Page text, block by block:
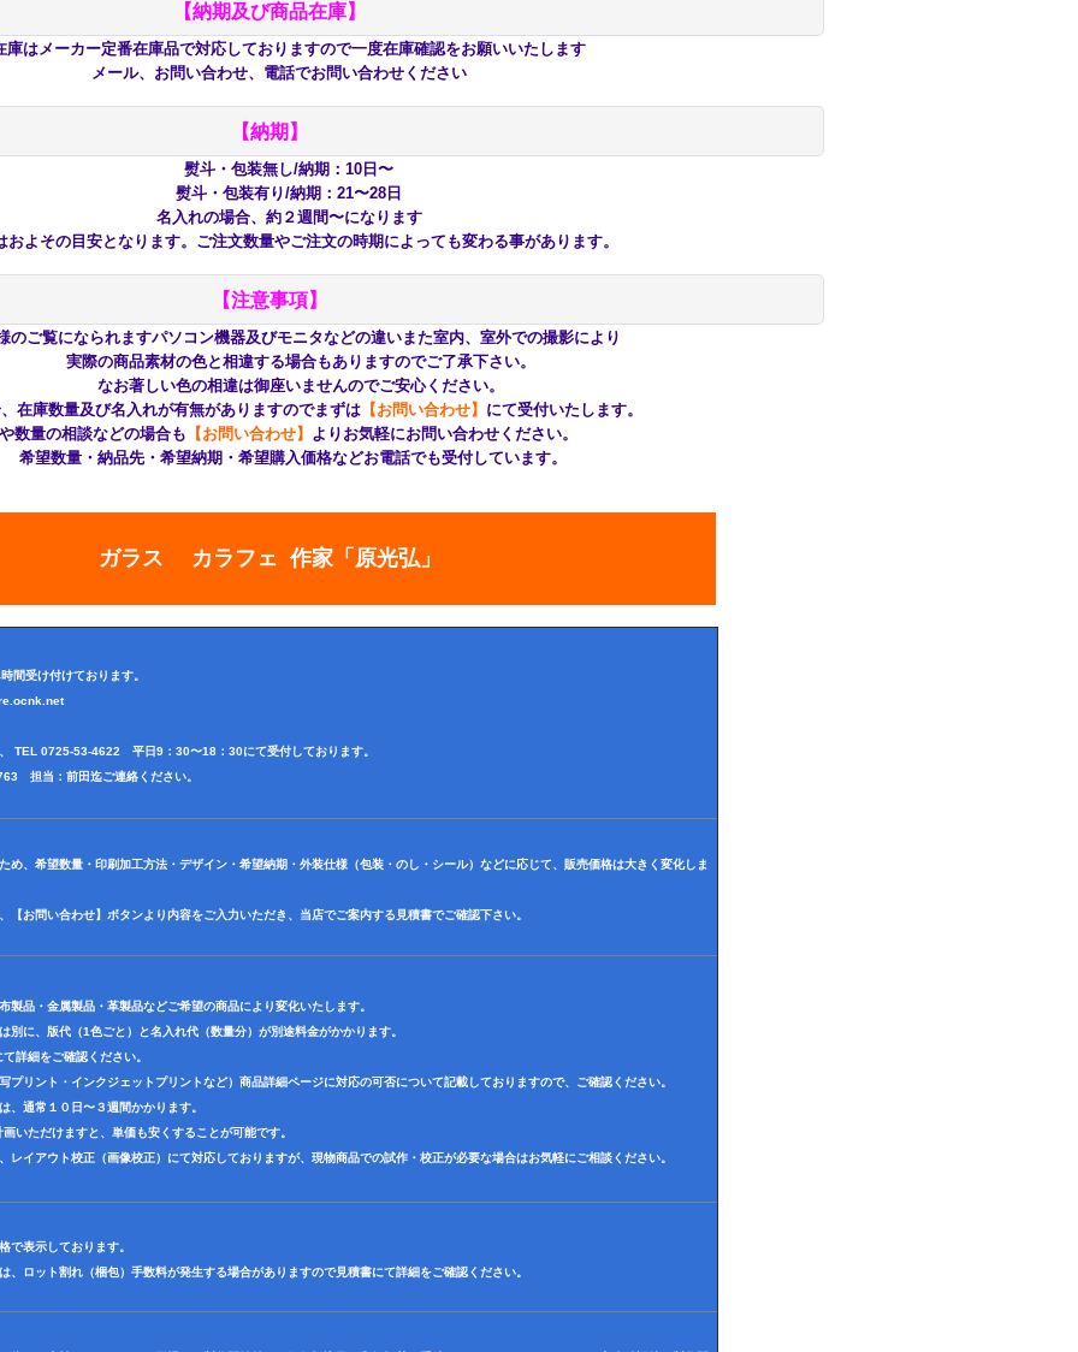
【納期及び商品在庫】
メーカー定番在庫品で対応しておりますので一度在庫確認をお願いいたします
メール、お問い合わせ、電話でお問い合わせください
【納期】
熨斗・包装無し/納期：10日〜
熨斗・包装有り/納期：21〜28日
名入れの場合、約２週間〜になります
その目安となります。ご注文数量やご注文の時期によっても変わる事があります。
【注意事項】
のご覧になられますパソコン機器及びモニタなどの違いまた室内、室外での撮影により
実際の商品素材の色と相違する場合もありますのでご了承下さい。
なお著しい色の相違は御座いませんのでご安心ください。
数量及び名入れが有無がありますのでまずは 【お問い合わせ】 にて受付いたします。
の相談などの場合も 【お問い合わせ】 よりお気軽にお問い合わせください。
数量・納品先・希望納期・希望購入価格などお電話でも受付しています。
ガラス カラフェ 作家「原光弘」
間受け付けております。
TEL 0725-53-4622 平日9：30〜18：30にて受付しております。
担当：前田迄ご連絡ください。
め、希望数量・印刷加工方法・デザイン・希望納期・外装仕様（包装・のし・シール）などに応じて、販売価格は大きく変化しま
【お問い合わせ】ボタンより内容をご入力いただき、当店でご案内する見積書でご確認下さい。
製品・金属製品・革製品などご希望の商品により変化いたします。
別に、版代（1色ごと）と名入れ代（数量分）が別途料金がかかります。
詳細をご確認ください。
プリント・インクジェットプリントなど）商品詳細ページに対応の可否について記載しておりますので、ご確認ください。
、通常１０日〜３週間かかります。
いただけますと、単価も安くすることが可能です。
レイアウト校正（画像校正）にて対応しておりますが、現物商品での試作・校正が必要な場合はお気軽にご相談ください。
で表示しております。
、ロット割れ（梱包）手数料が発生する場合がありますので見積書にて詳細をご確認ください。